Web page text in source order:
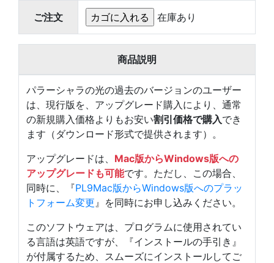
ご注文 在庫あり
商品説明
パラーシャラの光の過去のバージョンのユーザー
は、現行版を、アップグレード購入により、通常
の新規購入価格よりもお安い割引価格で購入でき
ます（ダウンロード形式で提供されます）。
アップグレードは、 Mac版からWindows版への
アップグレードも可能です。ただし、この場合、
同時に、『PL9Mac版からWindows版へのプラッ
トフォーム変更 』を同時にお申し込みください。
このソフトウェアは、プログラムに使用されてい
る言語は英語ですが、『インストールの手引き』
が付属するため、スムーズにインストールしてご